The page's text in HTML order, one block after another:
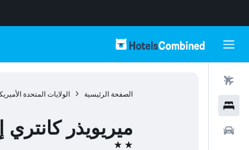
الصفحة الرئيسية الولايات المتحدة
ميريويذر كانتري
2 نجمتين